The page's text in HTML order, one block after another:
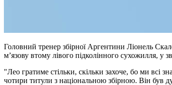
Головний тренер збірної Аргентини Ліонель
м’язову втому лівого підколінного сухожилля, у
"Лео гратиме стільки, скільки захоче, бо ми всі
чотири титули з національною збірною. Він був